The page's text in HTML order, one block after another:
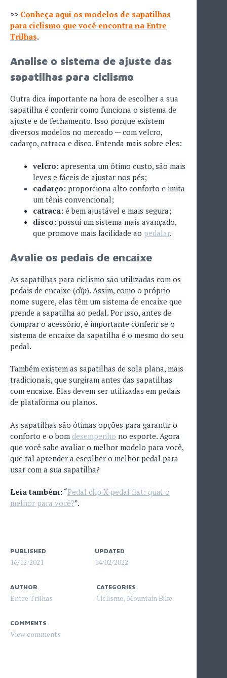
>> Conheça aqui os modelos de sapatilhas
para ciclismo que você encontra na Entre
Trilhas.
Analise o sistema de ajuste das
sapatilhas para ciclismo
Outra dica importante na hora de escolher a sua
sapatilha é conferir como funciona o sistema de
ajuste e de fechamento. Isso porque existem
diversos modelos no mercado — com velcro,
cadarço, catraca e disco. Entenda mais sobre eles:
velcro: apresenta um ótimo custo, são mais
leves e fáceis de ajustar nos pés;
cadarço: proporciona alto conforto e imita
um tênis convencional;
catraca: é bem ajustável e mais segura;
disco: possui um sistema mais avançado,
que promove mais facilidade ao pedalar.
Avalie os pedais de encaixe
As sapatilhas para ciclismo são utilizadas com os
pedais de encaixe (clip). Assim, como o próprio
nome sugere, elas têm um sistema de encaixe que
prende a sapatilha ao pedal. Por isso, antes de
comprar o acessório, é importante conferir se o
sistema de encaixe da sapatilha é o mesmo do seu
pedal.
Também existem as sapatilhas de sola plana, mais
tradicionais, que surgiram antes das sapatilhas
com encaixe. Elas devem ser utilizadas em pedais
de plataforma ou planos.
As sapatilhas são ótimas opções para garantir o
conforto e o bom desempenho no esporte. Agora
que você sabe avaliar o melhor modelo para você,
que tal aprender a escolher o melhor pedal para
usar com a sua sapatilha?
Leia também: “Pedal clip X pedal flat: qual o
melhor para você?”.
PUBLISHED
16/12/2021
UPDATED
14/02/2022
AUTHOR
Entre Trilhas
CATEGORIES
Ciclismo, Mountain Bike
COMMENTS